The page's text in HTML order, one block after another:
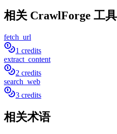
相关 CrawlForge 工具
fetch_url
1 credits
extract_content
2 credits
search_web
3 credits
相关术语